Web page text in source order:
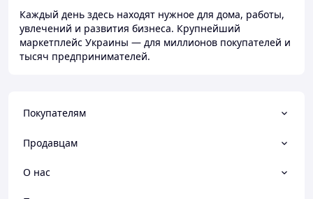
Каждый день здесь находят нужное для дома, работы,
увлечений и развития бизнеса. Крупнейший
маркетплейс Украины — для миллионов покупателей и
тысяч предпринимателей.
Покупателям
Продавцам
О нас